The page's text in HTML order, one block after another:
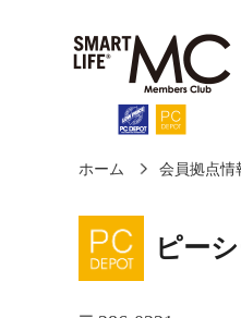
ホーム
ホーム 会員拠点情
ピー